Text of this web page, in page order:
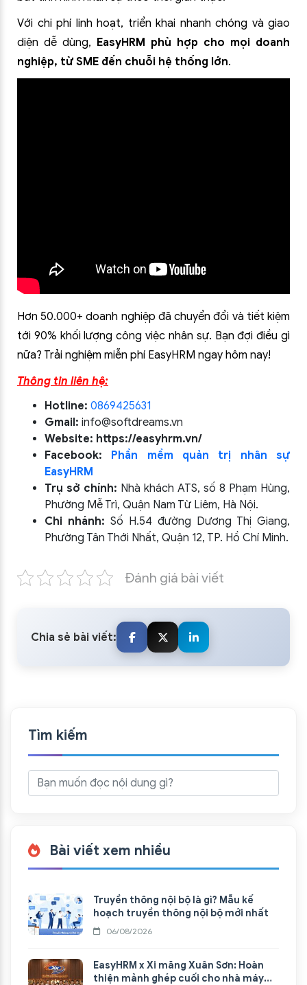
Với chi phí linh hoạt, triển khai nhanh chóng và giao
diện dễ dùng, EasyHRM phù hợp cho mọi doanh
nghiệp, từ SME đến chuỗi hệ thống lớn.
Hơn 50.000+ doanh nghiệp đã chuyển đổi và tiết kiệm
tới 90% khối lượng công việc nhân sự. Bạn đợi điều gì
nữa? Trải nghiệm miễn phí EasyHRM ngay hôm nay!
Thông tin liên hệ:
Hotline: 0869425631
Gmail: info@softdreams.vn
Website: https://easyhrm.vn/
Facebook: Phần mềm quản trị nhân sự
EasyHRM
Trụ sở chính: Nhà khách ATS, số 8 Phạm Hùng,
Phường Mễ Trì, Quận Nam Từ Liêm, Hà Nội.
Chi nhánh: Số H.54 đường Dương Thị Giang,
Phường Tân Thới Nhất, Quận 12, TP. Hồ Chí Minh.
Đánh giá bài viết
Chia sẻ bài viết:
Tìm kiếm
Bài viết xem nhiều
Truyền thông nội bộ là gì? Mẫu kế
hoạch truyền thông nội bộ mới nhất
06/08/2026
EasyHRM x Xi măng Xuân Sơn: Hoàn
thiện mảnh ghép cuối cho nhà máy